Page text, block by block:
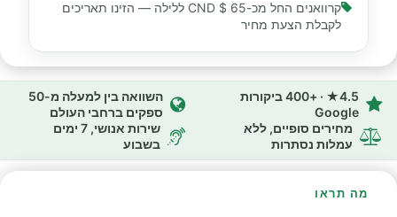
קרוואנים החל מכ-65 $ CND
ללילה — הזינו תאריכים
לקבלת הצעת מחיר
4.5★ · +400 ביקורות
Google
השוואה בין למעלה מ-50
ספקים ברחבי העולם
מחירים סופיים, ללא
עמלות נסתרות
שירות אנושי, 7 ימים
בשבוע
מה תראו